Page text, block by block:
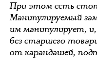
При этом есть
Манипулируемый
им манипулирует,
без старшего
от карандашей,